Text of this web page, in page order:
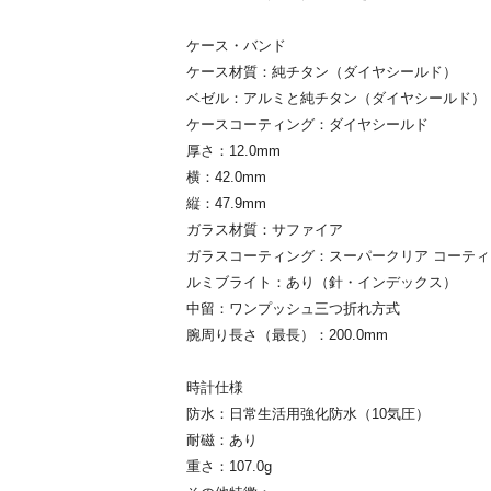
ケース・バンド
ケース材質：純チタン（ダイヤシールド）
ベゼル：アルミと純チタン（ダイヤシールド）
ケースコーティング：ダイヤシールド
厚さ：12.0mm
横：42.0mm
縦：47.9mm
ガラス材質：サファイア
ガラスコーティング：スーパークリア コーテ
ルミブライト：あり（針・インデックス）
中留：ワンプッシュ三つ折れ方式
腕周り長さ（最長）：200.0mm
時計仕様
防水：日常生活用強化防水（10気圧）
耐磁：あり
重さ：107.0g